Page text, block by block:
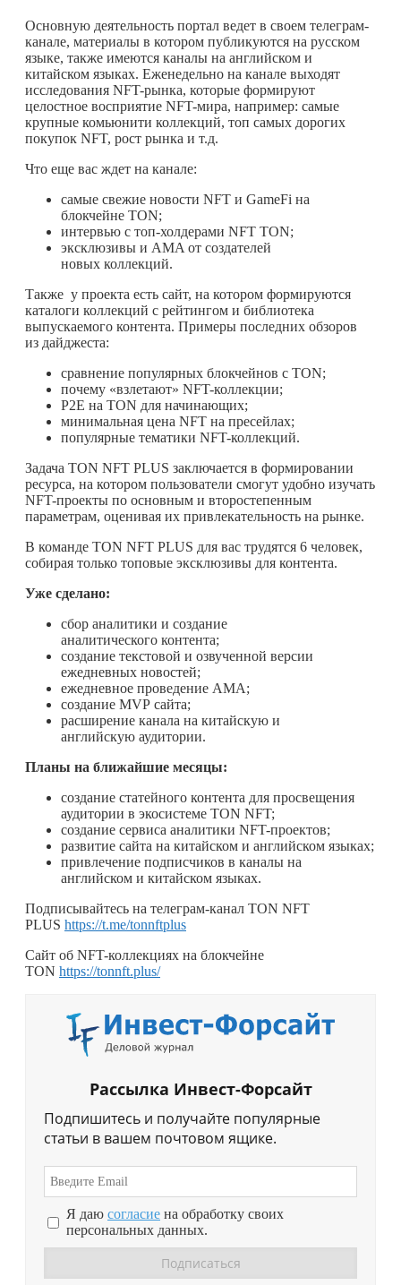
Основную деятельность портал ведет в своем телеграм-
канале, материалы в котором публикуются на русском
языке, также имеются каналы на английском и
китайском языках. Еженедельно на канале выходят
исследования NFT-рынка, которые формируют
целостное восприятие NFT-мира, например: самые
крупные комьюнити коллекций, топ самых дорогих
покупок NFT, рост рынка и т.д.
Что еще вас ждет на канале:
самые свежие новости NFT и GameFi на
блокчейне TON;
интервью с топ-холдерами NFT TON;
эксклюзивы и AMA от создателей
новых коллекций.
Также у проекта есть сайт, на котором формируются
каталоги коллекций с рейтингом и библиотека
выпускаемого контента. Примеры последних обзоров
из дайджеста:
сравнение популярных блокчейнов с TON;
почему «взлетают» NFT-коллекции;
P2E на TON для начинающих;
минимальная цена NFT на пресейлах;
популярные тематики NFT-коллекций.
Задача TON NFT PLUS заключается в формировании
ресурса, на котором пользователи смогут удобно изучать
NFT-проекты по основным и второстепенным
параметрам, оценивая их привлекательность на рынке.
В команде TON NFT PLUS для вас трудятся 6 человек,
собирая только топовые эксклюзивы для контента.
Уже сделано:
сбор аналитики и создание
аналитического контента;
создание текстовой и озвученной версии
ежедневных новостей;
ежедневное проведение АМА;
создание MVP сайта;
расширение канала на китайскую и
английскую аудитории.
Планы на ближайшие месяцы:
создание статейного контента для просвещения
аудитории в экосистеме TON NFT;
создание сервиса аналитики NFT-проектов;
развитие сайта на китайском и английском языках;
привлечение подписчиков в каналы на
английском и китайском языках.
Подписывайтесь на телеграм-канал TON NFT
PLUS https://t.me/tonnftplus
Сайт об NFT-коллекциях на блокчейне
TON https://tonnft.plus/
Рассылка Инвест-Форсайт
Подпишитесь и получайте популярные
статьи в вашем почтовом ящике.
Я даю согласие на обработку своих
персональных данных.